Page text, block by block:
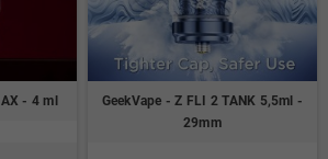
- 4 ml
GeekVape - Z FLI 2 TANK 5,5ml -
29mm